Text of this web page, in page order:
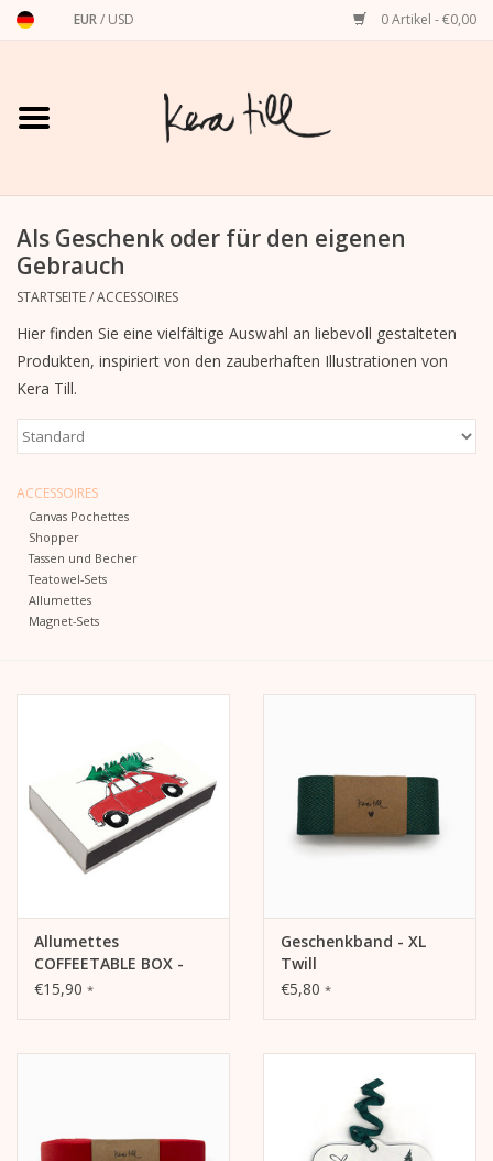
EUR/ USD 0 Artikel - €0,00
Startseite
Art Prints
Stationery
Grußkarten
Accessoires
Kalender
Kera Kids
Bücher
Kera Till X THERESIENTHAL
Als Geschenk oder für den eigenen
Gebrauch
STARTSEITE/ACCESSOIRES
Hier finden Sie eine vielfältige Auswahl an liebevoll gestalteten
Produkten, inspiriert von den zauberhaften Illustrationen von
Kera Till.
ACCESSOIRES
Canvas Pochettes
Shopper
Tassen und Becher
Teatowel-Sets
Allumettes
Magnet-Sets
Allumettes
COFFEETABLE BOX -
Streichhölzer
€15,90 *
Geschenkband - XL
Twill
€5,80 *